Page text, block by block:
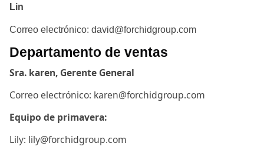
Lin
Correo electrónico: david@forchidgroup.com
Departamento de ventas
Sra. karen, Gerente General
Correo electrónico: karen@forchidgroup.com
Equipo de primavera:
Lily: lily@forchidgroup.com